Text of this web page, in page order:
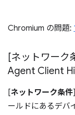
Chromium の問題:
[ネットワーク
Agent Client
[ネットワーク条件
ールドにあるデバ